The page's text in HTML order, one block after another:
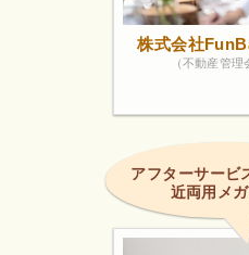
株式会社
（不動産管理
アフターサービ
近両用メガ